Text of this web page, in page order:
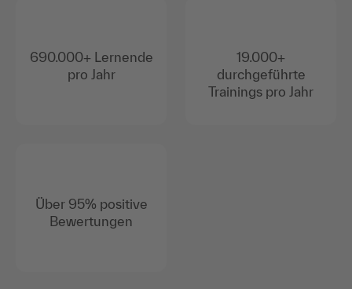
690.000+ Lernende
pro Jahr
Über 95% positive
Bewertungen
19.000+
durchgeführte
Trainings pro Jahr